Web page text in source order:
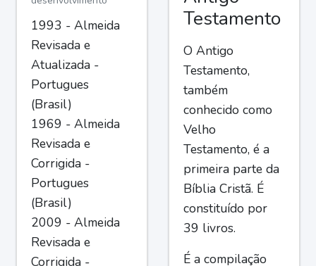
1993 - Almeida
Revisada e
Atualizada -
Portugues
(Brasil)
1969 - Almeida
Revisada e
Corrigida -
Portugues
(Brasil)
2009 - Almeida
Revisada e
Corrigida -
Testamento
O Antigo
Testamento,
também
conhecido como
Velho
Testamento, é a
primeira parte da
Bíblia Cristã. É
constituído por
39 livros.
É a compilação